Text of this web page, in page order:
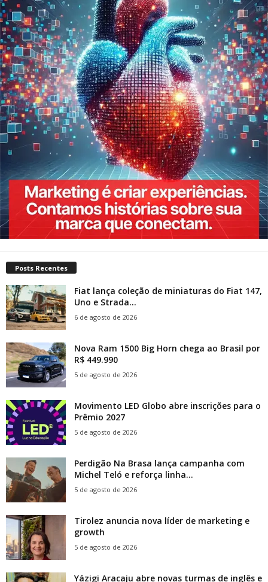
Posts Recentes
Fiat lança coleção de miniaturas do Fiat 147,
Uno e Strada...
6 de agosto de 2026
Nova Ram 1500 Big Horn chega ao Brasil por
R$ 449.990
5 de agosto de 2026
Movimento LED Globo abre inscrições para o
Prêmio 2027
5 de agosto de 2026
Perdigão Na Brasa lança campanha com
Michel Teló e reforça linha...
5 de agosto de 2026
Tirolez anuncia nova líder de marketing e
growth
5 de agosto de 2026
Yázigi Aracaju abre novas turmas de inglês e